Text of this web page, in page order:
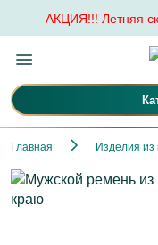
АКЦИЯ!!! Летняя
Главная Изделия из